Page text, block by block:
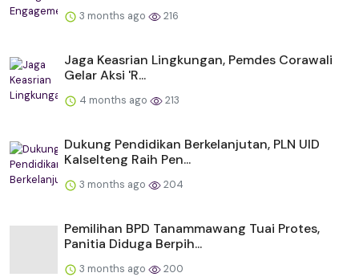
3 months ago 216
Jaga Keasrian Lingkungan, Pemdes Corawali
Gelar Aksi 'R...
4 months ago 213
Dukung Pendidikan Berkelanjutan, PLN UID
Kalselteng Raih Pen...
3 months ago 204
Pemilihan BPD Tanammawang Tuai Protes,
Panitia Diduga Berpih...
3 months ago 200